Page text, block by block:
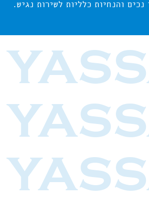
והנחיות כלליות לשירות נגיש.